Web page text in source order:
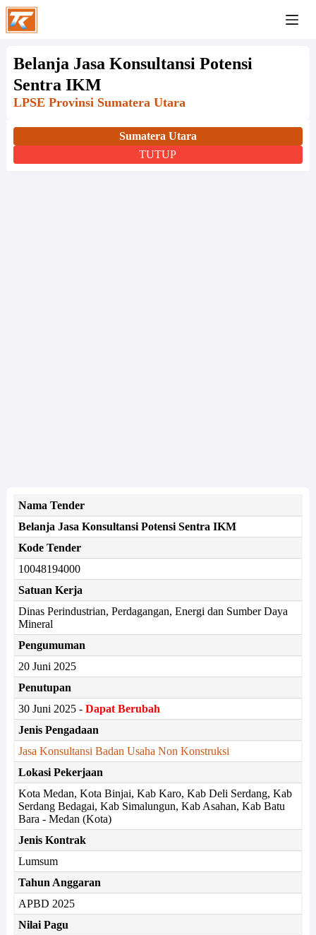
Belanja Jasa Konsultansi Potensi
Sentra IKM
LPSE Provinsi Sumatera Utara
Sumatera Utara
TUTUP
Nama Tender
Belanja Jasa Konsultansi Potensi Sentra IKM
Kode Tender
10048194000
Satuan Kerja
Dinas Perindustrian, Perdagangan, Energi dan Sumber Daya
Mineral
Pengumuman
20 Juni 2025
Penutupan
30 Juni 2025 - Dapat Berubah
Jenis Pengadaan
Jasa Konsultansi Badan Usaha Non Konstruksi
Lokasi Pekerjaan
Kota Medan, Kota Binjai, Kab Karo, Kab Deli Serdang, Kab
Serdang Bedagai, Kab Simalungun, Kab Asahan, Kab Batu
Bara - Medan (Kota)
Jenis Kontrak
Lumsum
Tahun Anggaran
APBD 2025
Nilai Pagu